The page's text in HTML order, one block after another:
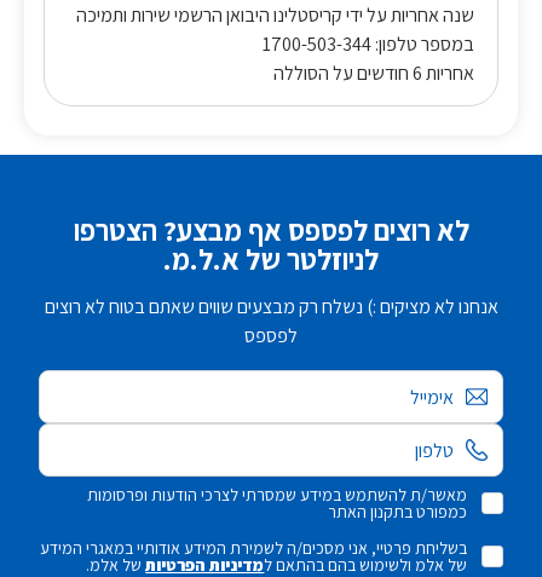
שנה אחריות על ידי קריסטלינו היבואן הרשמי שירות ותמיכה
במספר טלפון: 1700-503-344
אחריות 6 חודשים על הסוללה
לא רוצים לפספס אף מבצע? הצטרפו
לניוזלטר של א.ל.מ.
אנחנו לא מציקים :) נשלח רק מבצעים שווים שאתם בטוח לא רוצים
לפספס
אימייל
מאשר/ת להשתמש במידע שמסרתי לצרכי הודעות ופרסומות
כמפורט בתקנון האתר
בשליחת פרטיי, אני מסכים/ה לשמירת המידע אודותיי במאגרי המידע
של אלמ ולשימוש בהם בהתאם למדיניות הפרטיותשל אלמ.